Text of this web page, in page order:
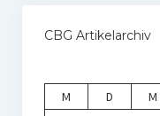
CBG Artikelarchiv
M
D M